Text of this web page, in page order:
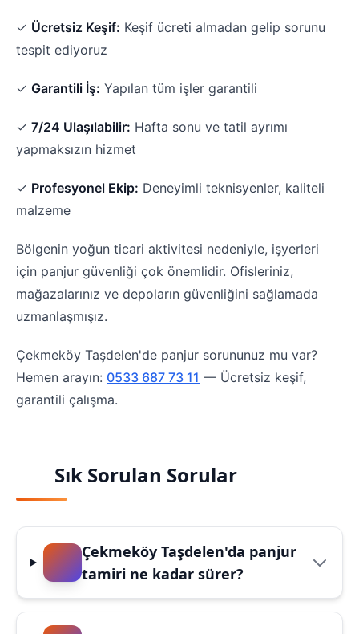
✓ Ücretsiz Keşif: Keşif ücreti almadan gelip sorunu
tespit ediyoruz
✓ Garantili İş: Yapılan tüm işler garantili
✓ 7/24 Ulaşılabilir: Hafta sonu ve tatil ayrımı
yapmaksızın hizmet
✓ Profesyonel Ekip: Deneyimli teknisyenler, kaliteli
malzeme
Bölgenin yoğun ticari aktivitesi nedeniyle, işyerleri
için panjur güvenliği çok önemlidir. Ofisleriniz,
mağazalarınız ve depoların güvenliğini sağlamada
uzmanlaşmışız.
Çekmeköy Taşdelen'de panjur sorununuz mu var?
Hemen arayın: 0533 687 73 11 — Ücretsiz keşif,
garantili çalışma.
Sık Sorulan Sorular
Çekmeköy Taşdelen'da panjur
tamiri ne kadar sürer?